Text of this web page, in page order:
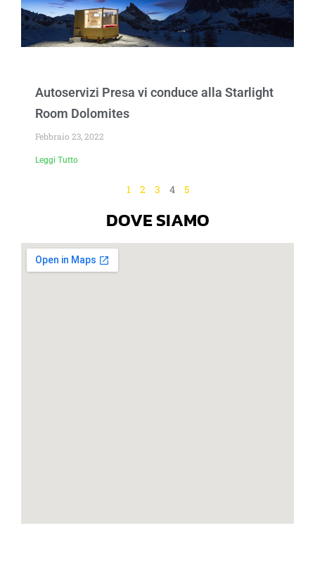
Autoservizi Presa vi conduce alla Starlight
Room Dolomites
Febbraio 23, 2022
Leggi Tutto
1 2 3 4 5
DOVE SIAMO